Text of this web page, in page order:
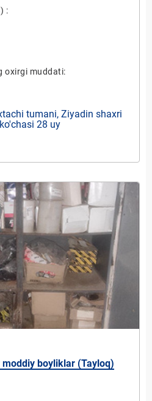
:
oxirgi muddati:
tumani, Ziyadin shaxri
28 uy
boyliklar (Tayloq)